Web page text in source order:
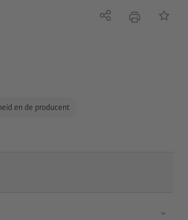
en de producent
Delen afdrukkenOp de